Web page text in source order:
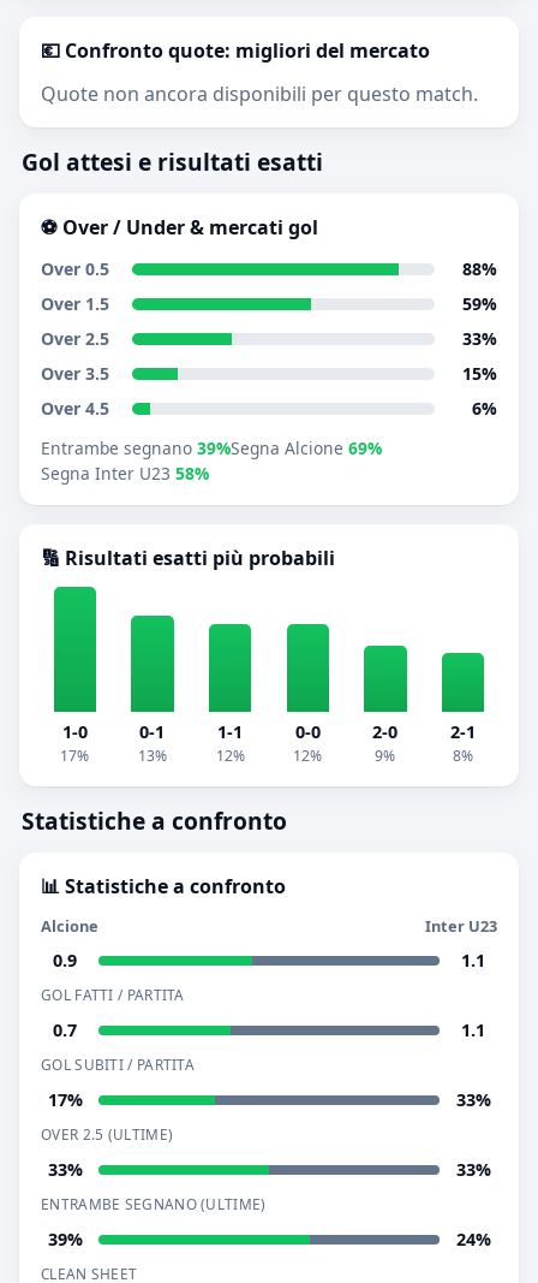
💶 Confronto quote: migliori del mercato
Quote non ancora disponibili per questo match.
Gol attesi e risultati esatti
⚽ Over / Under & mercati gol
Over 0.5
88%
Over 1.5
59%
Over 2.5
33%
Over 3.5
15%
Over 4.5
6%
Entrambe segnano 39%Segna Alcione 69%
Segna Inter U23 58%
🔢 Risultati esatti più probabili
1-0
17%
0-1
13%
1-1
12%
0-0
12%
2-0
9%
2-1
8%
Statistiche a confronto
📊 Statistiche a confronto
Alcione Inter U23
0.9 1.1
GOL FATTI / PARTITA
0.7 1.1
GOL SUBITI / PARTITA
17% 33%
OVER 2.5 (ULTIME)
33% 33%
ENTRAMBE SEGNANO (ULTIME)
39% 24%
CLEAN SHEET